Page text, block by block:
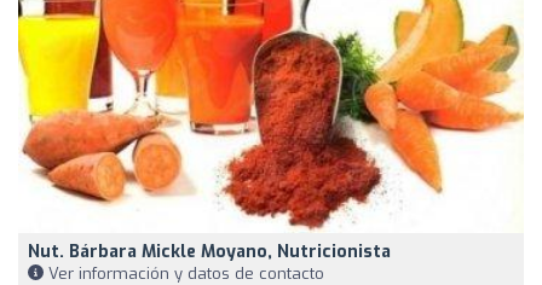
Nut. Bárbara Mickle Moyano, Nutricionista
Ver información y datos de contacto